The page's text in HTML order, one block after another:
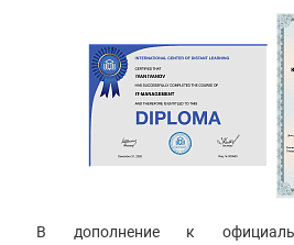
В дополнение к